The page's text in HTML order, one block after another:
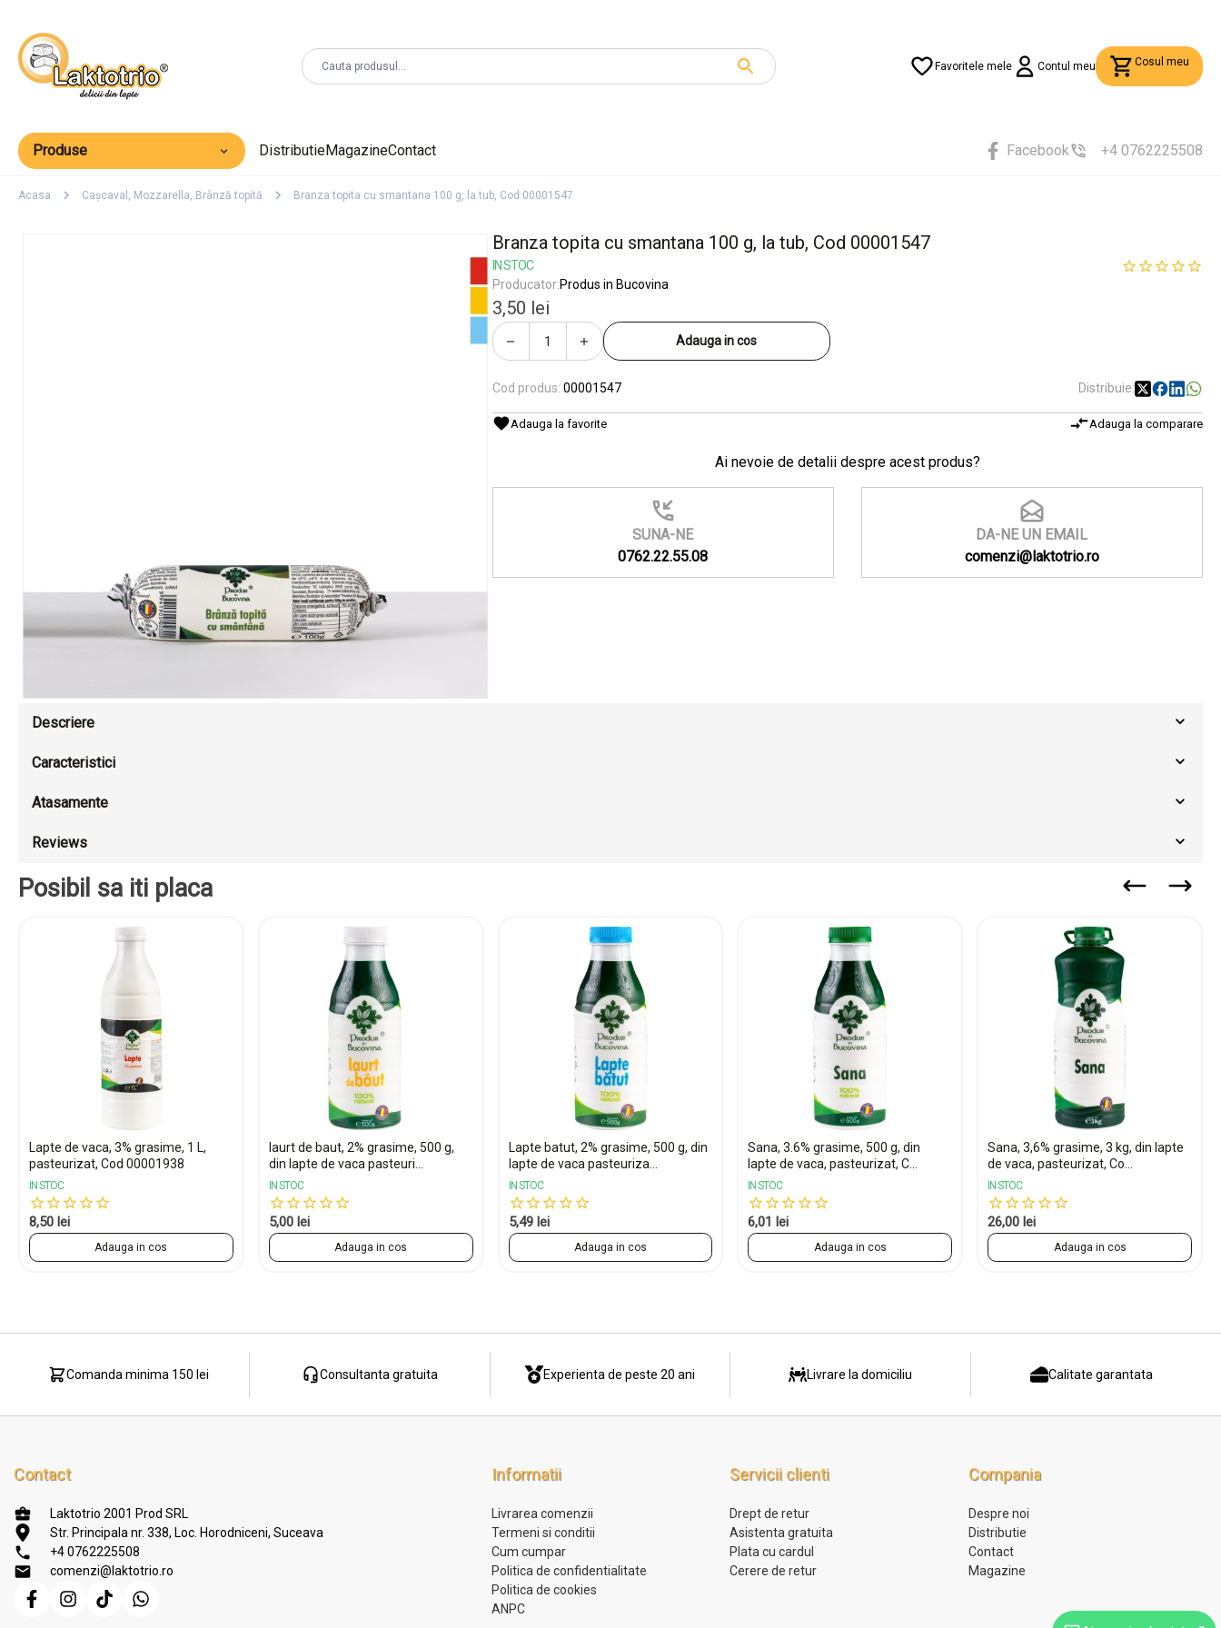
Favoritele mele Contul meu Cosul meu
Produse DistributieMagazineContact Facebook +4 0762225508
Acasa Caşcaval, Mozzarella, Brânză topită Branza topita cu smantana 100 g, la tub, Cod 00001547
Branza topita cu smantana 100 g, la tub, Cod 00001547
IN STOC
Producator:Produs in Bucovina
3,50 lei
Adauga in cos
Cod produs: 00001547 Distribuie:
Adauga la favorite Adauga la comparare
Ai nevoie de detalii despre acest produs?
SUNA-NE
0762.22.55.08
DA-NE UN EMAIL
comenzi@laktotrio.ro
Descriere
Caracteristici
Atasamente
Reviews
Posibil sa iti placa
Lapte de vaca, 3% grasime, 1 L,
pasteurizat, Cod 00001938
IN STOC
8,50 lei
Adauga in cos
Iaurt de baut, 2% grasime, 500 g,
din lapte de vaca pasteuri...
IN STOC
5,00 lei
Adauga in cos
Lapte batut, 2% grasime, 500 g, din
lapte de vaca pasteuriza...
IN STOC
5,49 lei
Adauga in cos
Sana, 3.6% grasime, 500 g, din
lapte de vaca, pasteurizat, C...
IN STOC
6,01 lei
Adauga in cos
Sana, 3,6% grasime, 3 kg, din lapte
de vaca, pasteurizat, Co...
IN STOC
26,00 lei
Adauga in cos
Comanda minima 150 lei Consultanta gratuita Experienta de peste 20 ani Livrare la domiciliu Calitate garantata
Contact
Laktotrio 2001 Prod SRL
Str. Principala nr. 338, Loc. Horodniceni, Suceava
+4 0762225508
comenzi@laktotrio.ro
Informatii
Livrarea comenzii
Termeni si conditii
Cum cumpar
Politica de confidentialitate
Politica de cookies
ANPC
Servicii clienti
Drept de retur
Asistenta gratuita
Plata cu cardul
Cerere de retur
Compania
Despre noi
Distributie
Contact
Magazine